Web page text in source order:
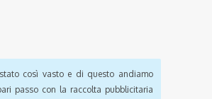
così vasto e di questo andiamo
passo con la raccolta pubblicitaria